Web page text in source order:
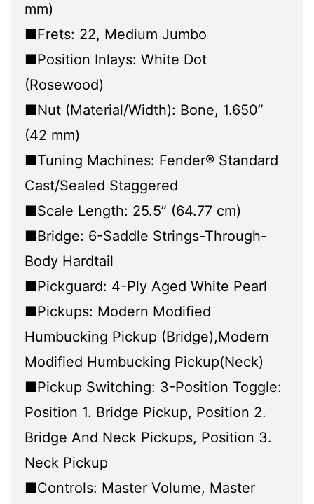
mm)
■Frets: 22, Medium Jumbo
■Position Inlays: White Dot
(Rosewood)
■Nut (Material/Width): Bone, 1.650”
(42 mm)
■Tuning Machines: Fender® Standard
Cast/Sealed Staggered
■Scale Length: 25.5” (64.77 cm)
■Bridge: 6-Saddle Strings-Through-
Body Hardtail
■Pickguard: 4-Ply Aged White Pearl
■Pickups: Modern Modified
Humbucking Pickup (Bridge),Modern
Modified Humbucking Pickup(Neck)
■Pickup Switching: 3-Position Toggle:
Position 1. Bridge Pickup, Position 2.
Bridge And Neck Pickups, Position 3.
Neck Pickup
■Controls: Master Volume, Master